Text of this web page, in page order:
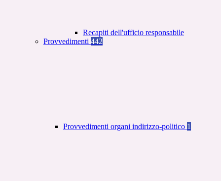
Recapiti dell'ufficio responsabile
Provvedimenti 442
Provvedimenti organi indirizzo-politico 1